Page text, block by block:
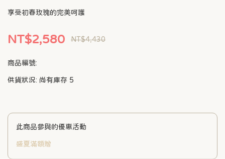
享受初春玫瑰的完美呵護
NT$2,580 NT$4,430
商品編號:
供貨狀況: 尚有庫存 5
此商品參與的優惠活動
盛夏滿額贈